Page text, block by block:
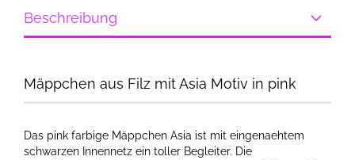
Beschreibung
Mäppchen aus Filz mit Asia Motiv in pink
Das pink farbige Mäppchen Asia ist mit eingenaehtem
schwarzen Innennetz ein toller Begleiter. Die